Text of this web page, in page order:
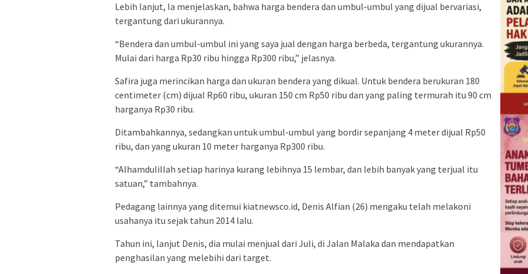
Lebih lanjut, Ia menjelaskan, bahwa harga bendera dan umbul-umbul yang dijual bervariasi,
tergantung dari ukurannya.
“Bendera dan umbul-umbul ini yang saya jual dengan harga berbeda, tergantung ukurannya.
Mulai dari harga Rp30 ribu hingga Rp300 ribu,” jelasnya.
Safira juga merincikan harga dan ukuran bendera yang dikual. Untuk bendera berukuran 180
centimeter (cm) dijual Rp60 ribu, ukuran 150 cm Rp50 ribu dan yang paling termurah itu 90 cm
harganya Rp30 ribu.
Ditambahkannya, sedangkan untuk umbul-umbul yang bordir sepanjang 4 meter dijual Rp50
ribu, dan yang ukuran 10 meter harganya Rp300 ribu.
“Alhamdulillah setiap harinya kurang lebihnya 15 lembar, dan lebih banyak yang terjual itu
satuan,” tambahnya.
Pedagang lainnya yang ditemui kiatnewsco.id, Denis Alfian (26) mengaku telah melakoni
usahanya itu sejak tahun 2014 lalu.
Tahun ini, lanjut Denis, dia mulai menjual dari Juli, di Jalan Malaka dan mendapatkan
penghasilan yang melebihi dari target.